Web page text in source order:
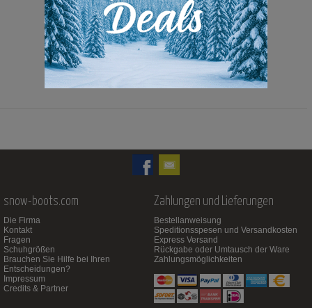
279,00 Euro 179,00 Euro
snow-boots.com
Die Firma
Kontakt
Fragen
Schuhgrößen
Brauchen Sie Hilfe bei Ihren
Entscheidungen?
Impressum
Credits & Partner
Zahlungen und Lieferungen
Bestellanweisung
Speditionsspesen und Versandkosten
Express Versand
Rückgabe oder Umtausch der Ware
Zahlungsmöglichkeiten